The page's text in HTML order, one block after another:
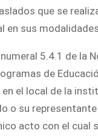
que se
en sus
5.4.1 de la
de
el local de la
o su
acto con el